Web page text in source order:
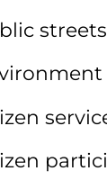
streets